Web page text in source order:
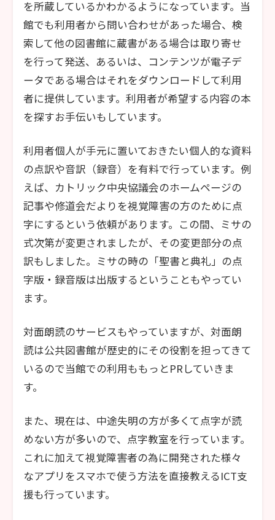
を所蔵しているかわかるようになっています。当
館でも利用者から問い合わせがあった場合、検
索して他の図書館に蔵書がある場合は取り寄せ
を行って発送、あるいは、コンテンツが電子デ
ータである場合はそれをダウンロードして利用
者に提供しています。利用者が希望する内容の本
を探すお手伝いもしています。
利用者個人が手元に置いておきたい個人的な資料
の点訳や音訳（録音）を有料で行っています。例
えば、カトリック中央協議会のホームページの
記事や修道会だよりを視覚障害の方のために点
字にするという依頼があります。この間、ミサの
式次第が変更されましたが、その変更部分の点
訳もしました。ミサの時の「聖書と典礼」の点
字版・録音版は出版するということもやってい
ます。
対面朗読のサービスもやっていますが、対面朗
読は公共図書館が歴史的にその役割を担ってきて
いるので当館での利用ももっとPRしていきま
す。
また、現在は、中途失明の方が多くて点字が読
めない方が多いので、点字教室を行っています。
これに加えて視覚障害者の為に開発された様々
なアプリをスマホで使う方法を直接教えるICT支
援も行っています。